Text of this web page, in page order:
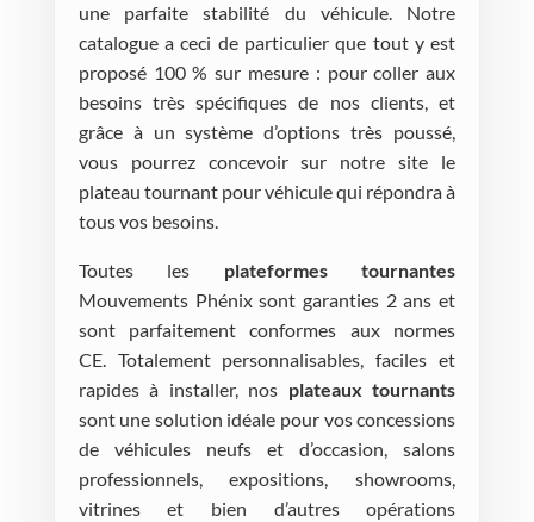
une parfaite stabilité du véhicule. Notre
catalogue a ceci de particulier que tout y est
proposé 100 % sur mesure : pour coller aux
besoins très spécifiques de nos clients, et
grâce à un système d’options très poussé,
vous pourrez concevoir sur notre site le
plateau tournant pour véhicule qui répondra à
tous vos besoins.
Toutes les plateformes tournantes
Mouvements Phénix sont garanties 2 ans et
sont parfaitement conformes aux normes
CE. Totalement personnalisables, faciles et
rapides à installer, nos plateaux tournants
sont une solution idéale pour vos concessions
de véhicules neufs et d’occasion, salons
professionnels, expositions, showrooms,
vitrines et bien d’autres opérations